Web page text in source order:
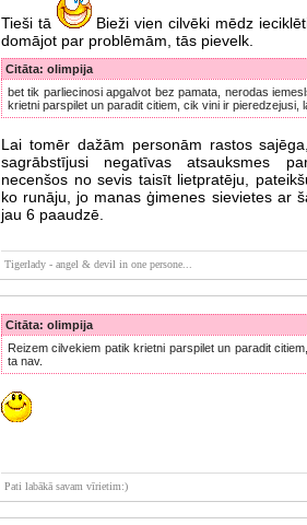
Tieši tā
Bieži vien cilvēki mēdz
domājot par problēmām, tās pievelk.
Citāta: olimpija
bet tik parliecinosi apgalvot bez pamata, nerodas
krietni parspilet un paradit citiem, cik vini ir pieredzejusi,
Lai tomēr dažām personām rastos
sagrābstījusi negatīvas atsauksmes
necenšos no sevis taisīt lietpratēju,
ko runāju, jo manas ģimenes sievietes ar
jau 6 paaudzē.
Tigerlady - angel & devil in one persone...
Citāta: olimpija
Reizem cilvekiem patik krietni parspilet un paradit
ta nav.
Pati labākā savam vīrietim:)